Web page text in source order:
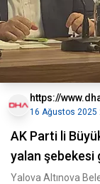
https://
16 Ağustos 2025
AK Parti li
yalan şebekesi
Yalova Altınova